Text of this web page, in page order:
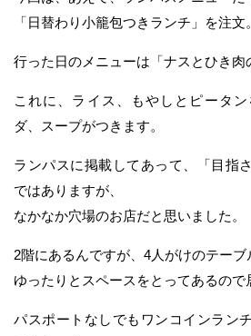
「日替わり小籠包つきランチ」を注文
行った日のメニューは「ナスとひき肉
これに、ライス、もやしとピータ
ダ、スープがつきます。
ランパスに掲載してあって、「目指
ではありますが、
なかなか穴場のお店だと思いました。
2階にあるんですが、4人がけのテー
ゆったりとスペースをとってあるので
パスポートなしでもワンコインラン